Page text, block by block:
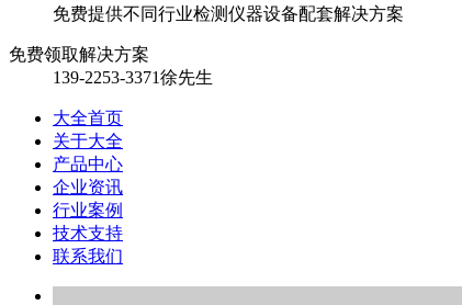
免费提供不同行业检测仪器设备配套解决方案
免费领取解决方案
139-2253-3371徐先生
大全首页
关于大全
产品中心
企业资讯
行业案例
技术支持
联系我们